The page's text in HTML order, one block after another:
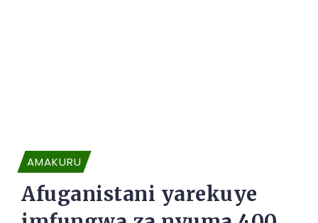
AMAKURU
Afuganistani yarekuye